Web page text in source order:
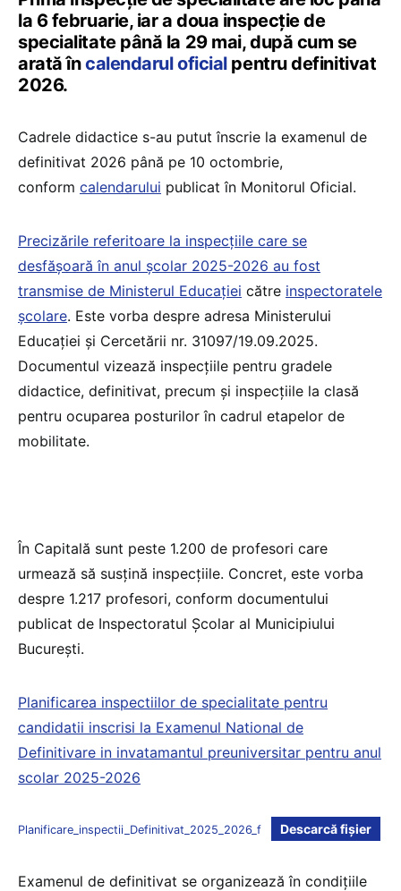
la 6 februarie, iar a doua inspecție de
specialitate până la 29 mai, după cum se
arată încalendarul oficialpentru definitivat
2026.
Cadrele didactice s-au putut înscrie la examenul de
definitivat 2026 până pe 10 octombrie,
conform calendarului publicat în Monitorul Oficial.
Precizările referitoare la inspecțiile care se
desfășoară în anul școlar 2025-2026 au fost
transmise de Ministerul Educației către inspectoratele
școlare. Este vorba despre adresa Ministerului
Educației și Cercetării nr. 31097/19.09.2025.
Documentul vizează inspecțiile pentru gradele
didactice, definitivat, precum și inspecțiile la clasă
pentru ocuparea posturilor în cadrul etapelor de
mobilitate.
În Capitală sunt peste 1.200 de profesori care
urmează să susțină inspecțiile. Concret, este vorba
despre 1.217 profesori, conform documentului
publicat de Inspectoratul Școlar al Municipiului
București.
Planificarea inspectiilor de specialitate pentru
candidatii inscrisi la Examenul National de
Definitivare in invatamantul preuniversitar pentru anul
scolar 2025-2026
Planificare_inspectii_Definitivat_2025_2026_f Descarcă fișier
Examenul de definitivat se organizează în condițiile